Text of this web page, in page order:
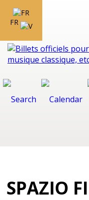
FR
SPAZIO